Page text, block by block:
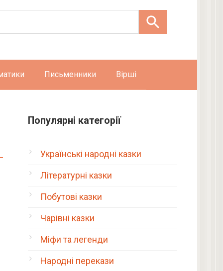
Письменники Вірші
Популярні категорії
Українські народні казки
Літературні казки
Побутові казки
Чарівні казки
Міфи та легенди
Народні перекази